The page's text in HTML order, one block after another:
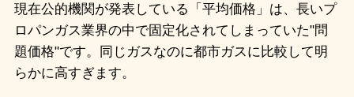
現在公的機関が発表している「平均価格」は、長いプ
ロパンガス業界の中で固定化されてしまっていた"問
題価格"です。同じガスなのに都市ガスに比較して明
らかに高すぎます。